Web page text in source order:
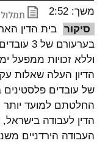
brightness_high
ניגודיות בהירה
משך: 2:52
סיקור
בערעורם
וללא זכויות ממפעל
הדיון העלה שאלות
של עובדים
החלטתם למועד יותר
הדין לעבודה
העבודה הירדניים משנת 67' – זה